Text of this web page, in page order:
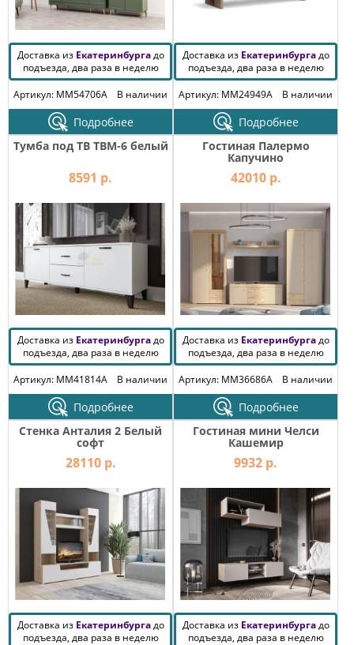
Доставка из Екатеринбургадо
подъезда, два раза в неделю
Артикул: MM54706A
В наличии
Подробнее
Доставка из Екатеринбургадо
подъезда, два раза в неделю
Артикул: MM24949A
В наличии
Подробнее
Тумба под ТВ ТВМ-6 белый
8591 р.
Доставка из Екатеринбургадо
подъезда, два раза в неделю
Артикул: MM41814A
В наличии
Подробнее
Гостиная Палермо
Капучино
42010 р.
Доставка из Екатеринбургадо
подъезда, два раза в неделю
Артикул: MM36686A
В наличии
Подробнее
Стенка Анталия 2 Белый
софт
28110 р.
Доставка из Екатеринбургадо
подъезда, два раза в неделю
Гостиная мини Челси
Кашемир
9932 р.
Доставка из Екатеринбургадо
подъезда, два раза в неделю